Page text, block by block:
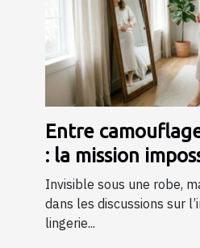
Entre
: la mission
lingerie gainante
Invisible sous une robe,
dans les discussions sur
lingerie...